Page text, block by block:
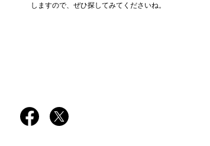
しますので、ぜひ探してみてくださいね。